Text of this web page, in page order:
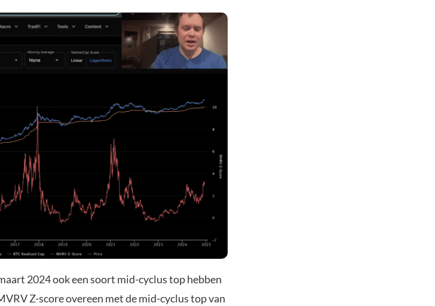
2024 ook een soort mid-cyclus top hebben
Z-score overeen met de mid-cyclus top van